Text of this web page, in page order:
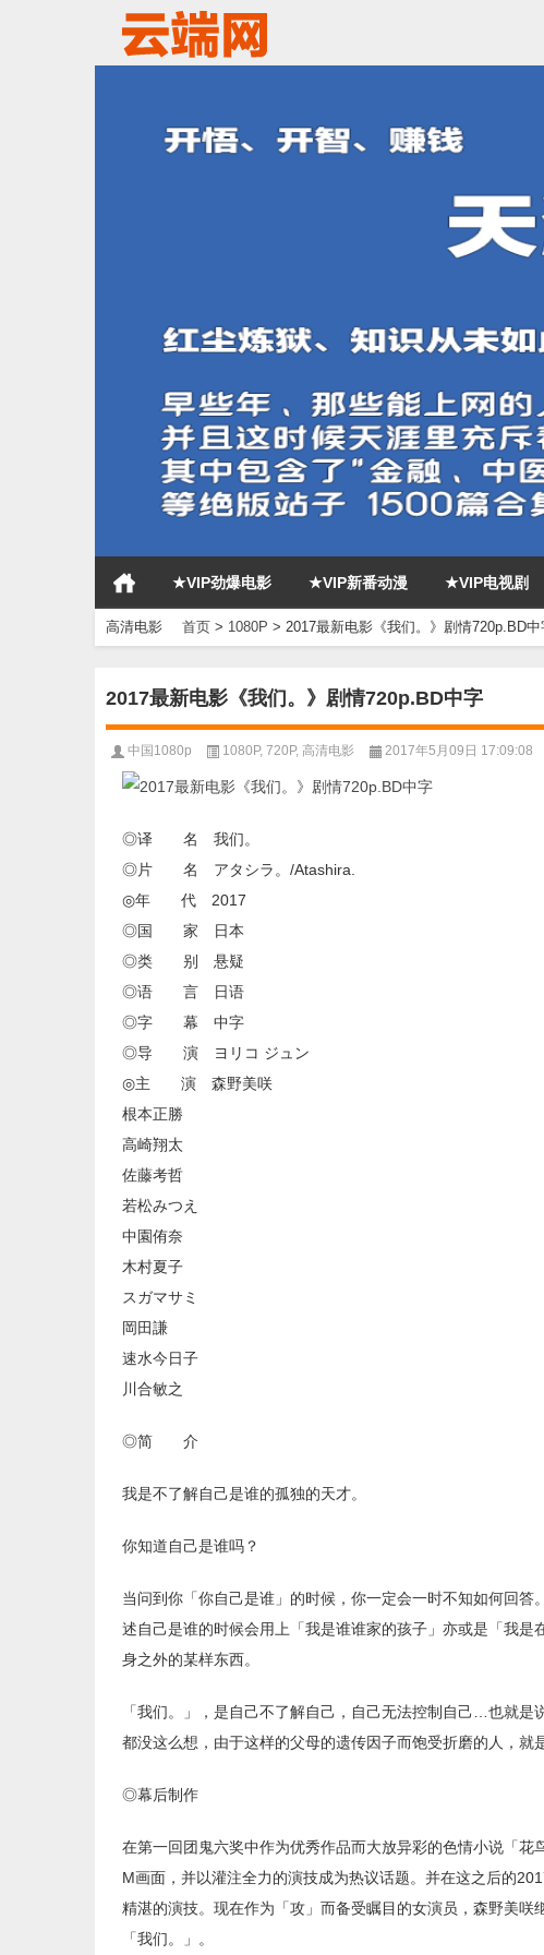
★VIP劲爆电影 ★VIP新番动漫 ★VIP电视剧
高清电影 首页 > 1080P > 2017最新电影《我们。》剧情720p.BD中
2017最新电影《我们。》剧情720p.BD中字
中国1080p 1080P, 720P, 高清电影 2017年5月09日 17:09:08
◎译 名 我们。
◎片 名 アタシラ。/Atashira.
◎年 代 2017
◎国 家 日本
◎类 别 悬疑
◎语 言 日语
◎字 幕 中字
◎导 演 ヨリコ ジュン
◎主 演 森野美咲
根本正勝
高崎翔太
佐藤考哲
若松みつえ
中園侑奈
木村夏子
スガマサミ
岡田謙
速水今日子
川合敏之
◎简 介
我是不了解自己是谁的孤独的天才。
你知道自己是谁吗？
当问到你「你自己是谁」的时候，你一定会一时不知如何回
述自己是谁的时候会用上「我是谁谁家的孩子」亦或是「我
身之外的某样东西。
「我们。」，是自己不了解自己，自己无法控制自己…也就
都没这么想，由于这样的父母的遗传因子而饱受折磨的人，就
◎幕后制作
在第一回团鬼六奖中作为优秀作品而大放异彩的色情小说「
M画面，并以灌注全力的演技成为热议话题。并在这之后的
精湛的演技。现在作为「攻」而备受瞩目的女演员，森野美
「我们。」。